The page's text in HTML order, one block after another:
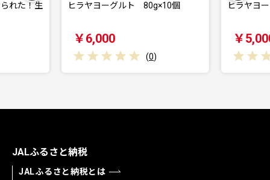
ラヤヨーグルト 80g×10個
(0)
ヒラヤヨーグルト 80g×8個
(0)
JALふるさと納税
JALふるさと納税とは